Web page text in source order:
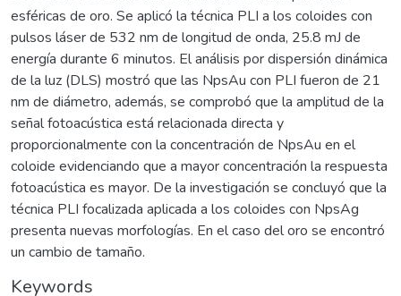
esféricas de oro. Se aplicó la técnica PLI a los coloides con
pulsos láser de 532 nm de longitud de onda, 25.8 mJ de
energía durante 6 minutos. El análisis por dispersión dinámica
de la luz (DLS) mostró que las NpsAu con PLI fueron de 21
nm de diámetro, además, se comprobó que la amplitud de la
señal fotoacústica está relacionada directa y
proporcionalmente con la concentración de NpsAu en el
coloide evidenciando que a mayor concentración la respuesta
fotoacústica es mayor. De la investigación se concluyó que la
técnica PLI focalizada aplicada a los coloides con NpsAg
presenta nuevas morfologías. En el caso del oro se encontró
un cambio de tamaño.
Keywords